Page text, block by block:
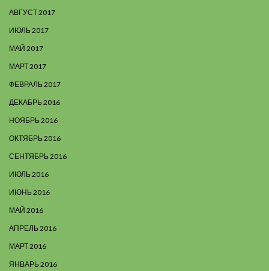
АВГУСТ 2017
ИЮЛЬ 2017
МАЙ 2017
МАРТ 2017
ФЕВРАЛЬ 2017
ДЕКАБРЬ 2016
НОЯБРЬ 2016
ОКТЯБРЬ 2016
СЕНТЯБРЬ 2016
ИЮЛЬ 2016
ИЮНЬ 2016
МАЙ 2016
АПРЕЛЬ 2016
МАРТ 2016
ЯНВАРЬ 2016